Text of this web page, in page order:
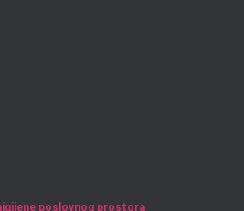
poslovnog prostora